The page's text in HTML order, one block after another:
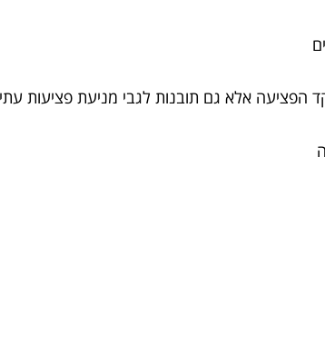
הפציעה אלא גם תובנות לגבי מניעת פציעות